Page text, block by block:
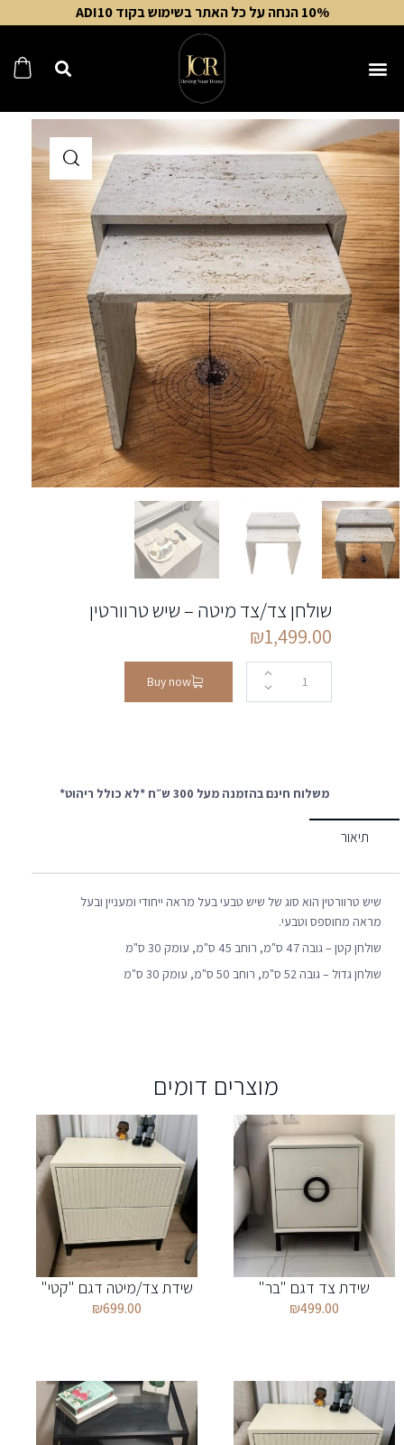
10% הנחה על כל האתר בשימוש בקוד ADI10
שולחן צד/צד מיטה – שיש טרוורטין
₪1,499.00
Buy now
משלוח חינם בהזמנה מעל 300 ש״ח *לא כולל ריהוט*
תיאור
שיש טרוורטין הוא סוג של שיש טבעי בעל מראה ייחודי ומעניין ובעל
מראה מחוספס וטבעי.
שולחן קטן – גובה 47 ס"מ, רוחב 45 ס"מ, עומק 30 ס"מ
שולחן גדול – גובה 52 ס"מ, רוחב 50 ס"מ, עומק 30 ס"מ
מוצרים דומים
שידת צד דגם "בר"
₪499.00
שידת צד/מיטה דגם "קטי"
₪699.00